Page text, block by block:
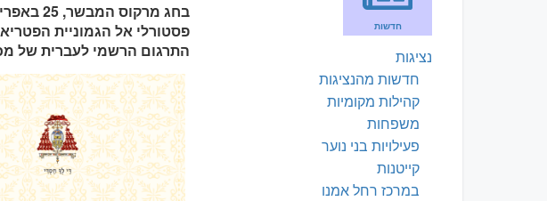
חדשות
נציגות
חדשות מהנציגות
קהילות מקומיות
משפחות
פעילויות בני נוער
קייטנות
במרכז רחל אמנו
פסטורלי אל הגמוניית
התרגום הרשמי לעברית של